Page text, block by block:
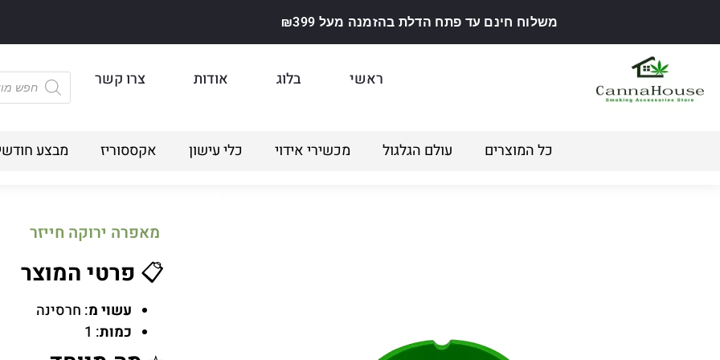
משלוח חינם עד פתח הדלת בהזמנה מעל ₪399
ראשי בלוג אודות צרו קשר
כל המוצרים עולם הגלגול מכשירי אידוי כלי עישון אקססוריז מבצע
מאפרה ירוקה חייזר
📋 פרטי המוצר
עשוי מ: חרסינה
כמות: 1